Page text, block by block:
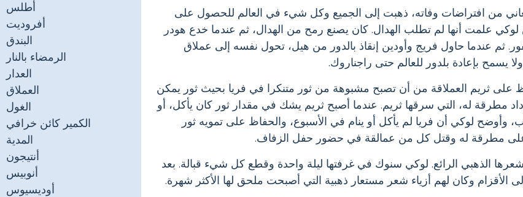
أطلس
أفروديت
البندق
الرمضاء بالنار
العدار
العملاق
الغول
الكمير كائن خرافي
المدية
أنتيجون
أنوبيس
أوديسيوس
يعاني من افتراضات وفاته، ذهبت إلى الجميع وكل شيء في العالم للحصول على
لوكي علمت أنها لم تطلب الهدال. كان يصنع رمح من الهدال، ثم عندما خدع هودر
ثم عندما حاول فريج وأودين إنقاذ بالدور من هيل، تحول نفسه إلى عملاق
يسمح بإعادة بلدور للعالم حتى راجناروك.
على ثريم العملاقة من أن تصبح مشبوهة من ثور متنكرا في فريا بحيث ثور يمكن
مطرقة له، التي سرقها ثريم. عندما أصبح ثريم يشك في مقدار ثور كان يأكل، أو
وأوضح لوكي أن فريا لم يأكل أو ينام في الأسبوع، والحفاظ على تمويه ثور
مطرقة له وقتل كل من عمالقة في حضور حفل الزفاف.
الذهبي الرائع. لوكي سنوك في غرفتها ليلة واحدة وقطع كل شيء قبالة. بعد
الأقزام وكان لهم أزياء شعر مستعار ذهبية التي أصبحت ملحق لها الأكثر شهرة.